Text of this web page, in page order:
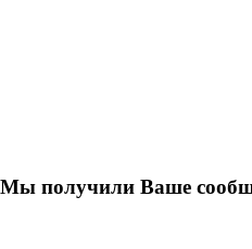
получили Ваше